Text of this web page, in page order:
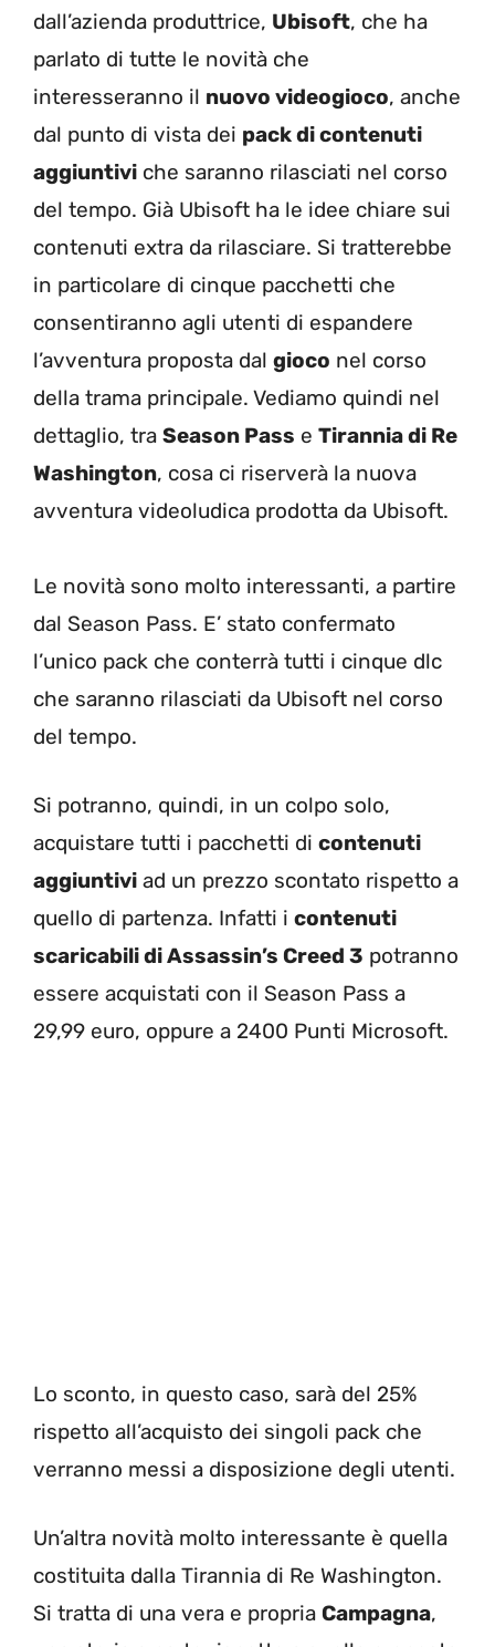
dall’azienda produttrice, Ubisoft, che ha
parlato di tutte le novità che
interesseranno il nuovo videogioco, anche
dal punto di vista dei pack di contenuti
aggiuntivi che saranno rilasciati nel corso
del tempo. Già Ubisoft ha le idee chiare sui
contenuti extra da rilasciare. Si tratterebbe
in particolare di cinque pacchetti che
consentiranno agli utenti di espandere
l’avventura proposta dal gioco nel corso
della trama principale. Vediamo quindi nel
dettaglio, tra Season Pass e Tirannia di Re
Washington, cosa ci riserverà la nuova
avventura videoludica prodotta da Ubisoft.
Le novità sono molto interessanti, a partire
dal Season Pass. E’ stato confermato
l’unico pack che conterrà tutti i cinque dlc
che saranno rilasciati da Ubisoft nel corso
del tempo.
Si potranno, quindi, in un colpo solo,
acquistare tutti i pacchetti di contenuti
aggiuntivi ad un prezzo scontato rispetto a
quello di partenza. Infatti i contenuti
scaricabili di Assassin’s Creed 3 potranno
essere acquistati con il Season Pass a
29,99 euro, oppure a 2400 Punti Microsoft.
Lo sconto, in questo caso, sarà del 25%
rispetto all’acquisto dei singoli pack che
verranno messi a disposizione degli utenti.
Un’altra novità molto interessante è quella
costituita dalla Tirannia di Re Washington.
Si tratta di una vera e propria Campagna,